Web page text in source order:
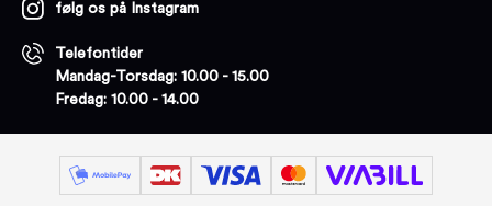
følg os på Instagram
Telefontider
Mandag-Torsdag: 10.00 - 15.00
Fredag: 10.00 - 14.00